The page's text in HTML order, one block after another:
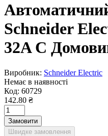
Schneider
32A C
Виробник: Schneider Electric
Немає в наявності
Код: 60729
142.80 ₴
Замовити
Швидке замовлення